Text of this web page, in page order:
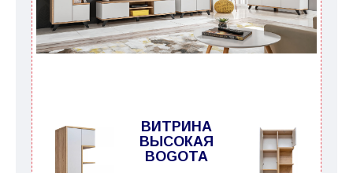
Сроки доставки на каждый товар указываются
отдельно.При расчете сроков доставки
дни) от даты получения оплаты от
кредитной
компании клиента.
Возможны задержки, связанные с морской
ВИТРИНА
ВЫСОКАЯ
BOGOTA